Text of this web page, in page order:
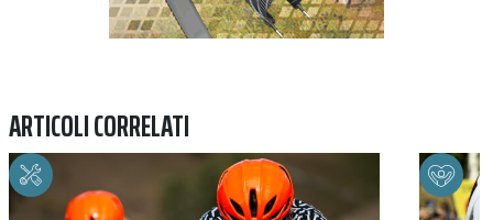
ARTICOLI CORRELATI